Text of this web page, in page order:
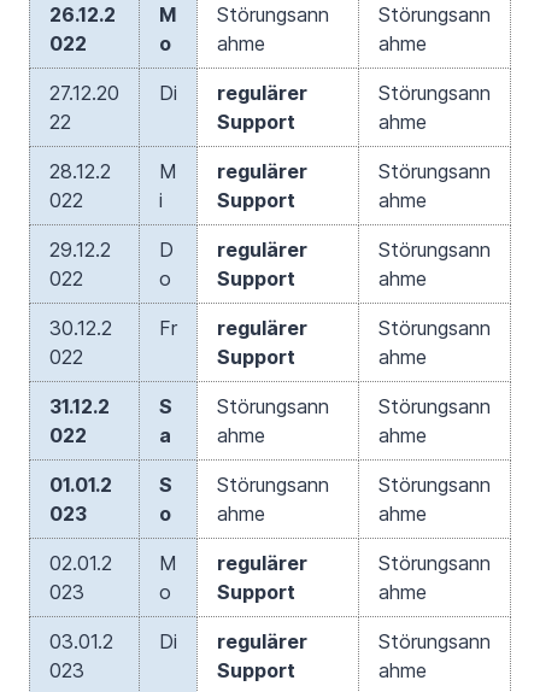
26.12.2
022
M
o
Störungsann
ahme
Störungsann
ahme
27.12.20
22
Di
regulärer
Support
Störungsann
ahme
28.12.2
022
M
i
regulärer
Support
Störungsann
ahme
29.12.2
022
D
o
regulärer
Support
Störungsann
ahme
30.12.2
022
Fr
regulärer
Support
Störungsann
ahme
31.12.2
022
S
a
Störungsann
ahme
Störungsann
ahme
01.01.2
023
S
o
Störungsann
ahme
Störungsann
ahme
02.01.2
023
M
o
regulärer
Support
Störungsann
ahme
03.01.2
023
Di
regulärer
Support
Störungsann
ahme